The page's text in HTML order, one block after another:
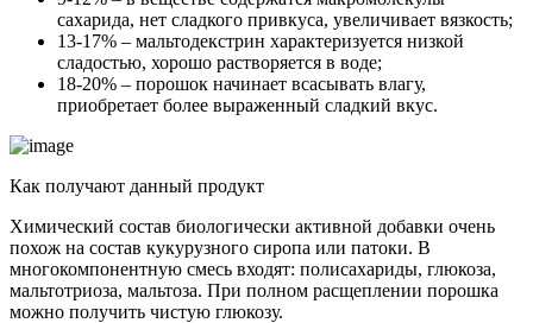
сахарида, нет сладкого привкуса, увеличивает вязкость;
13-17% – мальтодекстрин характеризуется низкой
сладостью, хорошо растворяется в воде;
18-20% – порошок начинает всасывать влагу,
приобретает более выраженный сладкий вкус.
Как получают данный продукт
Химический состав биологически активной добавки очень
похож на состав кукурузного сиропа или патоки. В
многокомпонентную смесь входят: полисахариды, глюкоза,
мальтотриоза, мальтоза. При полном расщеплении порошка
можно получить чистую глюкозу.